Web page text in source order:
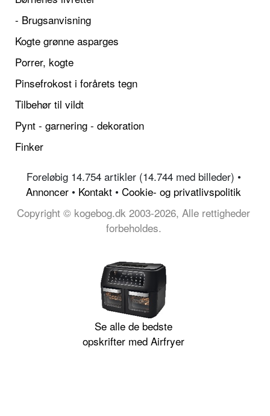
- Brugsanvisning
Kogte grønne asparges
Porrer, kogte
Pinsefrokost i forårets tegn
Tilbehør til vildt
Pynt - garnering - dekoration
Finker
Foreløbig 14.754 artikler (14.744 med billeder) •
Annoncer • Kontakt • Cookie- og privatlivspolitik
Copyright © kogebog.dk 2003-2026, Alle rettigheder
forbeholdes.
Se alle de bedste
opskrifter med Airfryer